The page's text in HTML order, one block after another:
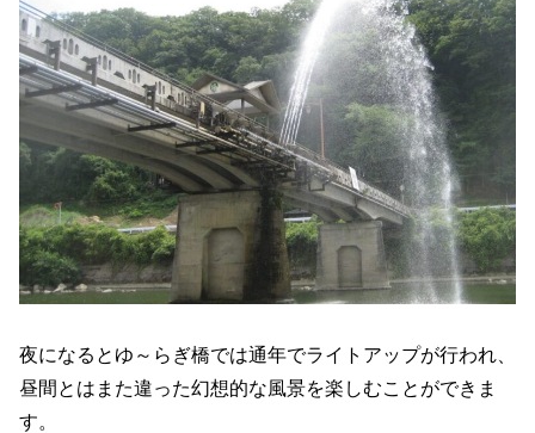
夜になるとゆ～らぎ橋では通年でライトアップが行われ、
昼間とはまた違った幻想的な風景を楽しむことができま
す。